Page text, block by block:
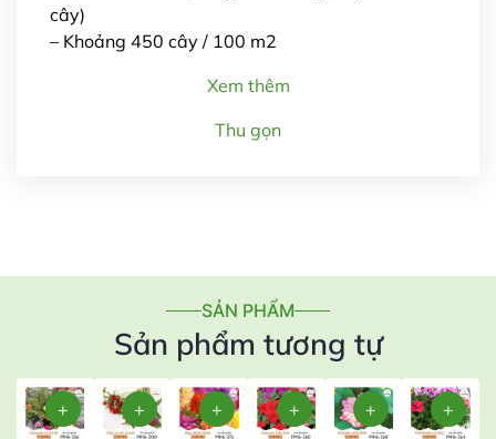
cây)
– Khoảng 450 cây / 100 m2
Xem thêm
Thu gọn
SẢN PHẨM
Sản phẩm tương tự
Gửi thông tin